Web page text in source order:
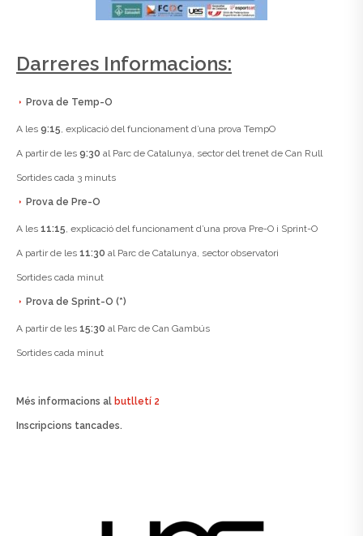
Darreres Informacions:
Prova de Temp-O
A les 9:15 , explicació del funcionament d’una prova TempO
A partir de les 9:30 al Parc de Catalunya, sector del trenet de Can Rull
Sortides cada 3 minuts
Prova de Pre-O
A les 11:15 , explicació del funcionament d’una prova Pre-O i Sprint-O
A partir de les 11:30 al Parc de Catalunya, sector observatori
Sortides cada minut
Prova de Sprint-O (*)
A partir de les 15:30 al Parc de Can Gambús
Sortides cada minut
Més informacions al butlletí 2
Inscripcions tancades.